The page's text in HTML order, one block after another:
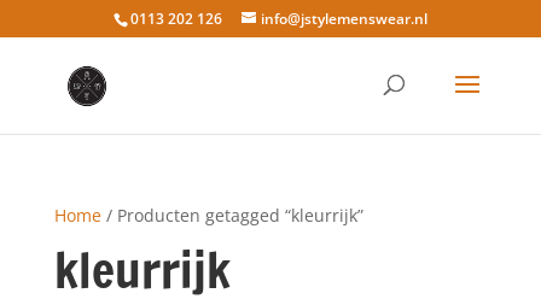
0113 202 126 info@jstylemenswear.nl
Home/ Producten getagged “kleurrijk”
kleurrijk